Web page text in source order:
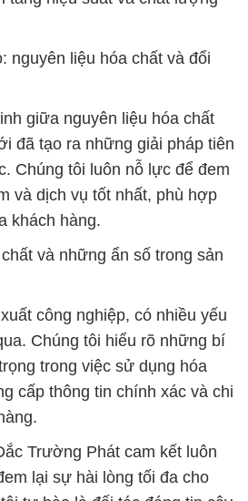
nguyên liệu hóa chất và đổi
giữa nguyên liệu hóa chất
đã tạo ra những giải pháp tiên
Chúng tôi luôn nỗ lực để đem
và dịch vụ tốt nhất, phù hợp
khách hàng.
và những ẩn số trong sản
công nghiệp, có nhiều yếu
Chúng tôi hiểu rõ những bí
trong việc sử dụng hóa
cấp thông tin chính xác và chi
Trường Phát cam kết luôn
lại sự hài lòng tối đa cho